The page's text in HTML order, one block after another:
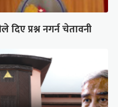
दिए प्रश्न नगर्न चेतावनी